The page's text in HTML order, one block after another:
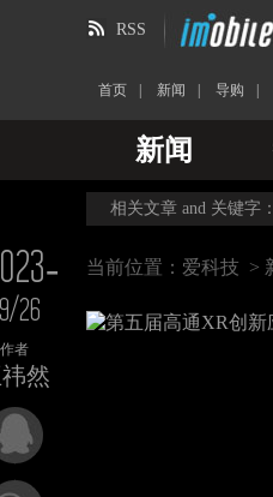
RSS
首页 新闻 导购
新闻
26
作者
然
相关文章 and 关键字：
当前位置： 爱科技 >